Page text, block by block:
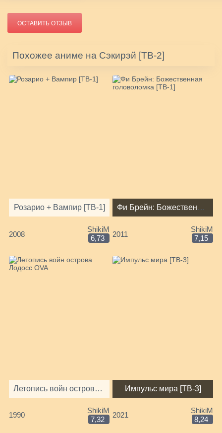
ОСТАВИТЬ ОТЗЫВ
Похожее аниме на Сэкирэй [ТВ-2]
Розарио + Вампир [ТВ-1]
2008
ShikiM
6,73
Фи Брейн: Божественная головоломка [ТВ-1]
2011
ShikiM
7,15
Летопись войн острова Лодосс OVA
1990
ShikiM
7,32
Импульс мира [ТВ-3]
2021
ShikiM
8,24